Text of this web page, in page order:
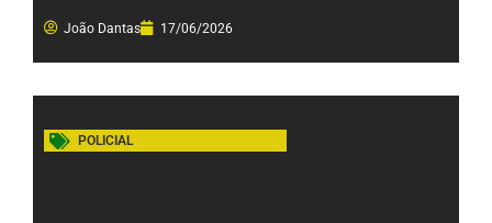
João Dantas 17/06/2026
POLICIAL